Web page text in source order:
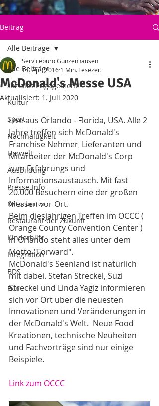
Beitrag
Alle Beiträge
soziales Engagement
Kultur
Sport
Nachhaltigkeit
Umwelt
Ausbildung
Presse-Info
Mitarbeiter
Restaurant der Zukunft
Kinderhilfe
Integration
BDS
Fun
Alle Beiträge
McDonald's Messe USA
Servicebüro Gunzenhausen
14. Apr. 2016 1 Min. Lesezeit
Aktualisiert: 1. Juli 2020
Live aus Orlando - Florida, USA. Alle 2
Jahre treffen sich McDonald's
Franchise Nehmer, Lieferanten und
Mitarbeiter der McDonald's Corp
zum Erfahrungs und
Informationsaustausch. Mit fast
20.000 Besuchern eine der großen
Messen vor Ort.
Beim diesjährigen Treffen im OCCC (
Orange County Convention Center )
in Orlando steht alles unter dem
Motto "Forward".
McDonald's Seenland ist natürlich
mit dabei. Stefan Streckel, Suzi
Streckel und Linda Yagiz informieren
sich vor Ort über die neuesten
Innovationen und Veränderungen in
der McDonald's Welt.  Neue Food
Kreationen, technische Neuheiten
und Fachvorträge sind nur einige
Beispiele.
Link zum OCCC